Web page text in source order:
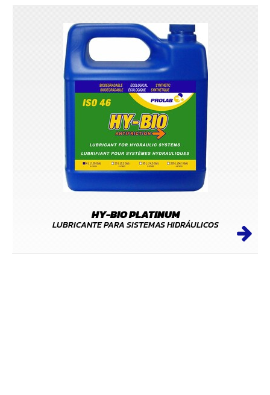
HY-BIO PLATINUM
LUBRICANTE PARA SISTEMAS HIDRÁULICOS